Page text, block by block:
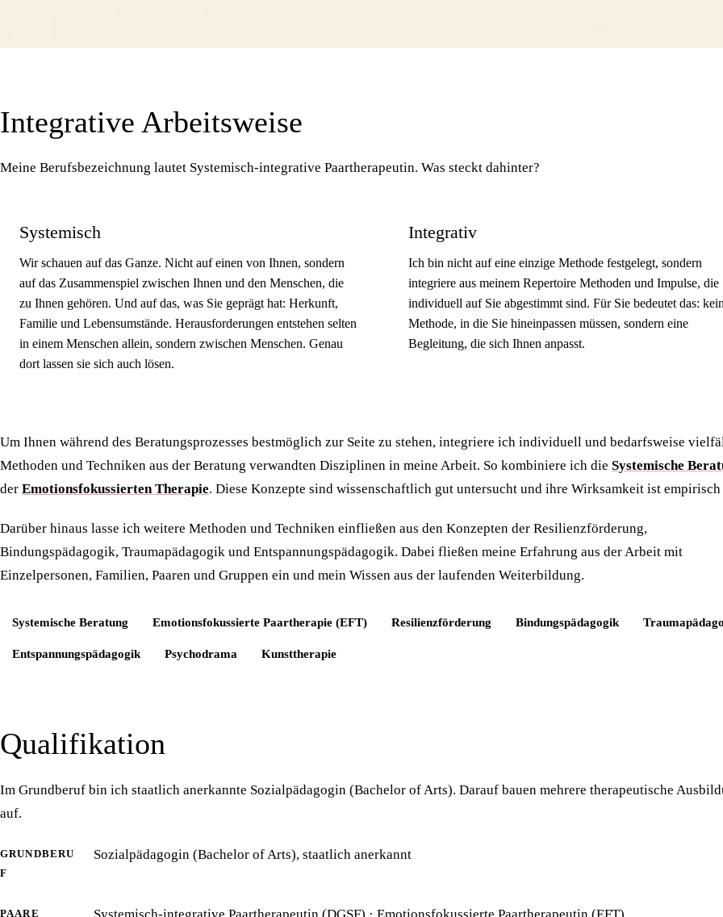
Integrative Arbeitsweise
Meine Berufsbezeichnung lautet Systemisch-integrative Paartherapeutin. Was steckt dahinter?
Systemisch
Wir schauen auf das Ganze. Nicht auf einen von Ihnen, sondern
auf das Zusammenspiel zwischen Ihnen und den Menschen, die
zu Ihnen gehören. Und auf das, was Sie geprägt hat: Herkunft,
Familie und Lebensumstände. Herausforderungen entstehen selten
in einem Menschen allein, sondern zwischen Menschen. Genau
dort lassen sie sich auch lösen.
Integrativ
Ich bin nicht auf eine einzige Methode festgelegt, sondern
integriere aus meinem Repertoire Methoden und Impulse, die
individuell auf Sie abgestimmt sind. Für Sie bedeutet das:
Methode, in die Sie hineinpassen müssen, sondern eine
Begleitung, die sich Ihnen anpasst.
Um Ihnen während des Beratungsprozesses bestmöglich zur Seite zu stehen, integriere ich individuell und bedarfsweise
Methoden und Techniken aus der Beratung verwandten Disziplinen in meine Arbeit. So kombiniere ich die Systemische
der Emotionsfokussierten Therapie. Diese Konzepte sind wissenschaftlich gut untersucht und ihre Wirksamkeit ist
Darüber hinaus lasse ich weitere Methoden und Techniken einfließen aus den Konzepten der Resilienzförderung,
Bindungspädagogik, Traumapädagogik und Entspannungspädagogik. Dabei fließen meine Erfahrung aus der Arbeit mit
Einzelpersonen, Familien, Paaren und Gruppen ein und mein Wissen aus der laufenden Weiterbildung.
Systemische Beratung Emotionsfokussierte Paartherapie (EFT) Resilienzförderung Bindungspädagogik
Entspannungspädagogik Psychodrama Kunsttherapie
Qualifikation
Im Grundberuf bin ich staatlich anerkannte Sozialpädagogin (Bachelor of Arts). Darauf bauen mehrere therapeutische
auf.
GRUNDBERU
F
Sozialpädagogin (Bachelor of Arts), staatlich anerkannt
PAARE